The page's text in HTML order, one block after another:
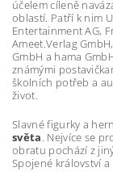
účelem cíleně
oblastí. Patří k nim
Entertainment AG,
Ameet.Verlag
GmbH a hama
známými
školních potřeb a
život.
Slavné figurky a
světa. Nejvíce se
obratu pochází z
Spojené království a